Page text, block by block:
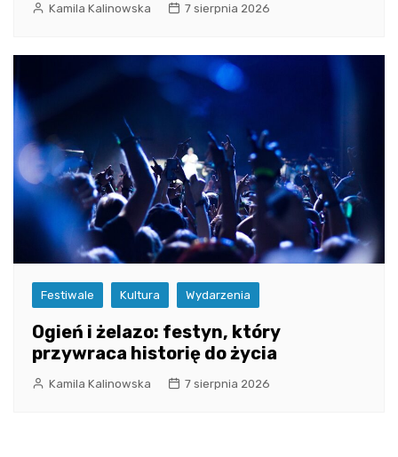
Kamila Kalinowska 7 sierpnia 2026
Festiwale Kultura Wydarzenia
Ogień i żelazo: festyn, który
przywraca historię do życia
Kamila Kalinowska 7 sierpnia 2026